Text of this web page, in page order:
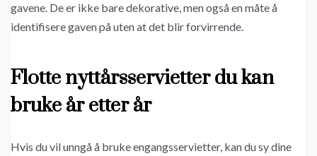
gavene. De er ikke bare dekorative, men også en måte å
identifisere gaven på uten at det blir forvirrende.
Flotte nyttårsservietter du kan
bruke år etter år
Hvis du vil unngå å bruke engangsservietter, kan du sy dine